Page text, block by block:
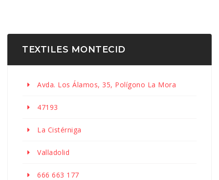
TEXTILES MONTECID
Avda. Los Álamos, 35, Polígono La Mora
47193
La Cistérniga
Valladolid
666 663 177